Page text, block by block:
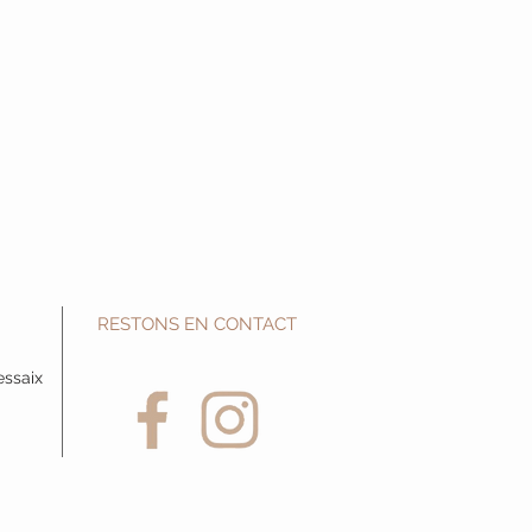
RESTONS EN CONTACT